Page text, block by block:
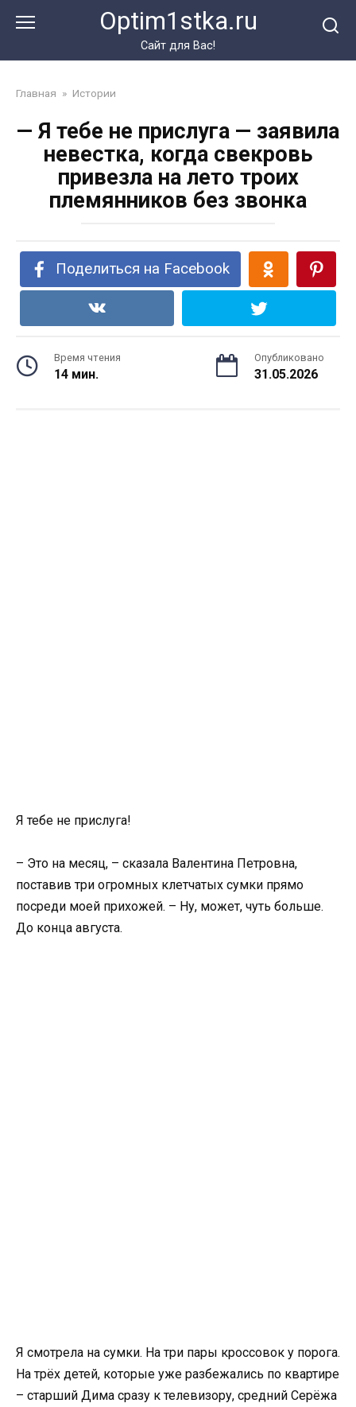
Optim1stka.ru
Сайт для Вас!
Главная » Истории
— Я тебе не прислуга — заявила
невестка, когда свекровь
привезла на лето троих
племянников без звонка
Поделиться на Facebook
Время чтения
14 мин.
Опубликовано
31.05.2026
Я тебе не прислуга!
– Это на месяц, – сказала Валентина Петровна,
поставив три огромных клетчатых сумки прямо
посреди моей прихожей. – Ну, может, чуть больше.
До конца августа.
Я смотрела на сумки. На три пары кроссовок у порога.
На трёх детей, которые уже разбежались по квартире
– старший Дима сразу к телевизору, средний Серёжа